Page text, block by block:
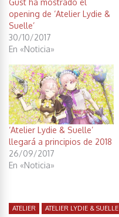
opening de ‘Atelier Lydie &
Suelle’
30/10/2017
En «Noticia»
‘Atelier Lydie & Suelle’
llegará a principios de 2018
26/09/2017
En «Noticia»
ATELIER ATELIER LYDIE & SUELLE